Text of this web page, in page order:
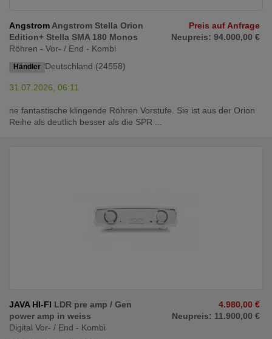
Angstrom Angstrom Stella Orion
Edition+ Stella SMA 180 Monos
Röhren - Vor- / End - Kombi
Händler Deutschland (24558)
Preis auf Anfrage
Neupreis: 94.000,00 €
31.07.2026, 06:11
ne fantastische klingende Röhren Vorstufe. Sie ist aus der Orion
Reihe als deutlich besser als die SPR ...
JAVA HI-FI LDR pre amp / Gen
power amp in weiss
Digital Vor- / End - Kombi
4.980,00 €
Neupreis: 11.900,00 €